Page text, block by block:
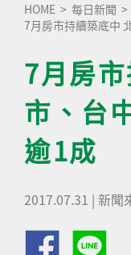
HOME
每日新聞
7月房市持續築底中
7月房
市、台
逾1成
2017.07.31 | 新聞